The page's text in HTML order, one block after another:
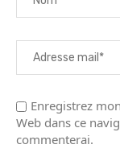
Enregistrez
Web dans ce
commenterai.